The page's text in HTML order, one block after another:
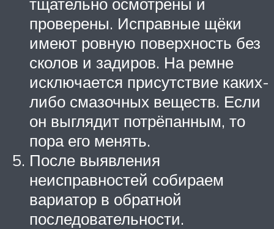
проверены. Исправные щёки
имеют ровную поверхность без
сколов и задиров. На ремне
исключается присутствие каких-
либо смазочных веществ. Если
он выглядит потрёпанным, то
пора его менять.
После выявления
неисправностей собираем
вариатор в обратной
последовательности.